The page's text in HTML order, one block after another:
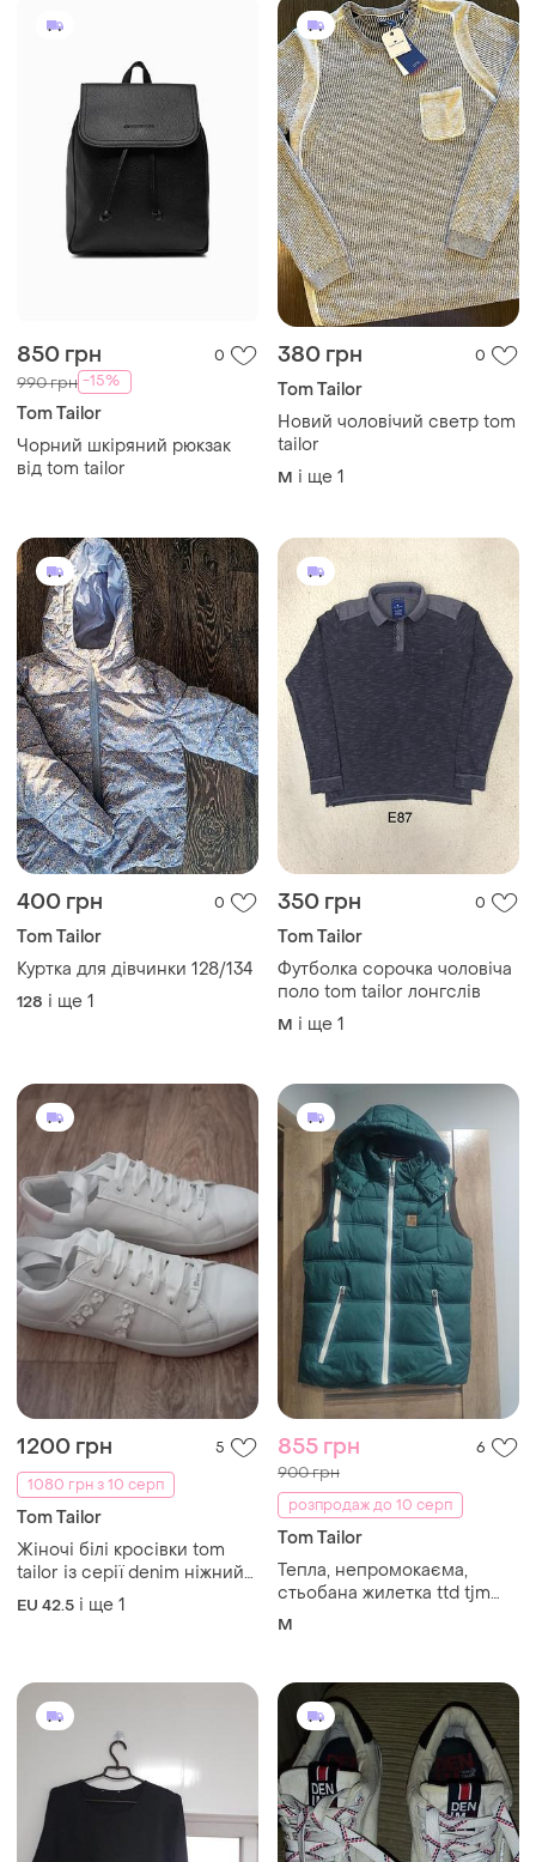
850 грн 0
990 грн -15%
Tom Tailor
Чорний шкіряний рюкзак
від tom tailor
380 грн 0
Tom Tailor
Новий чоловічий светр tom
tailor
M і ще 1
400 грн 0
Tom Tailor
Куртка для дівчинки 128/134
128 і ще 1
350 грн 0
Tom Tailor
Футболка сорочка чоловіча
поло tom tailor лонгслів
M і ще 1
1200 грн
5
1080 грн з 10 серп
Tom Tailor
Жіночі білі кросівки tom
tailor із серії denim ніжний
дизайн
EU 42.5 і ще 1
855 грн 6
900 грн
розпродаж до 10 серп
Tom Tailor
Тепла, непромокаєма,
стьобана жилетка ttd tjm
tailor denim
M